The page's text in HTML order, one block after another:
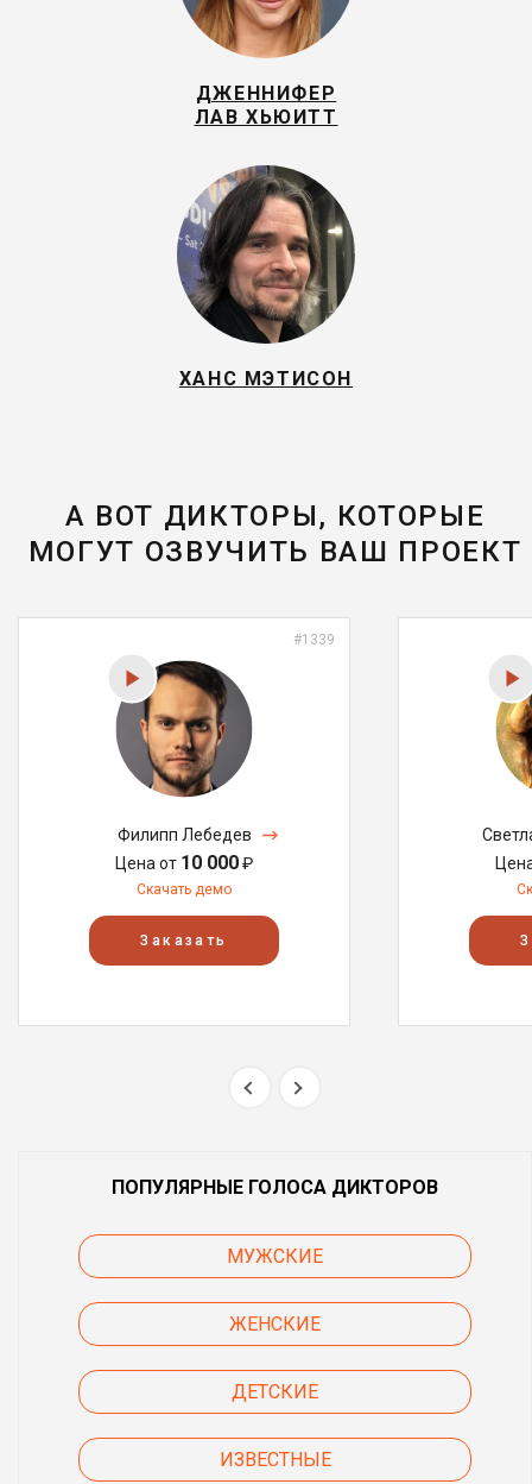
ДЖЕННИФЕР
ЛАВ ХЬЮИТТ
ХАНС МЭТИСОН
А ВОТ ДИКТОРЫ, КОТОРЫЕ
МОГУТ ОЗВУЧИТЬ ВАШ ПРОЕКТ
#1339
Филипп Лебедев
Цена от 10 000₽
Скачать демо
Заказать
ПОПУЛЯРНЫЕ ГОЛОСА ДИКТОРОВ
МУЖСКИЕ
ЖЕНСКИЕ
ДЕТСКИЕ
ИЗВЕСТНЫЕ